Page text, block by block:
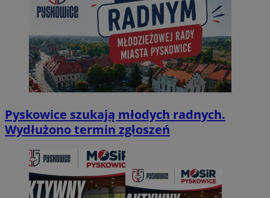
Pyskowice szukają młodych radnych.
Wydłużono termin zgłoszeń